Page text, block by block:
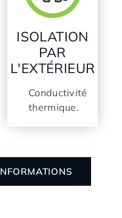
ISOLATION
PAR
L'EXTÉRIEUR
Conductivité
thermique.